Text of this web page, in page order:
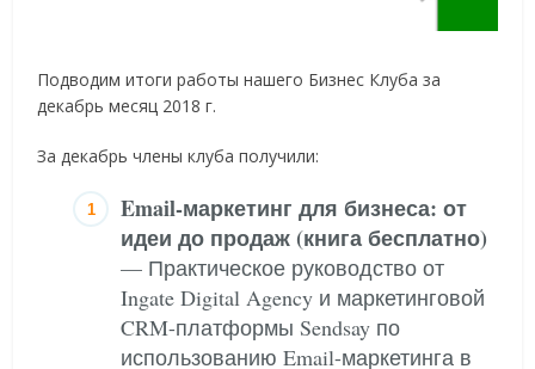
Подводим итоги работы нашего Бизнес Клуба за
декабрь месяц 2018 г.
За декабрь члены клуба получили:
Email-маркетинг для бизнеса: от
идеи до продаж (книга бесплатно)
— Практическое руководство от
Ingate Digital Agency и маркетинговой
CRM-платформы Sendsay по
использованию Email-маркетинга в